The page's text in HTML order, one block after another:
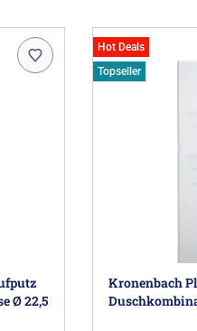
Ø 22,5
Hot Deals
Topseller
Kronenbach